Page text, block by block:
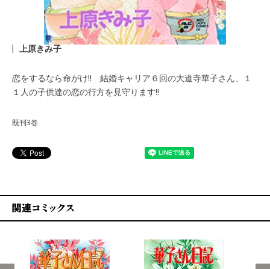
上原きみ子
恋をするなら命がけ!! 結婚キャリア６回の大道寺華子さん、１
１人の子供達の恋の行方を見守ります!!
既刊3巻